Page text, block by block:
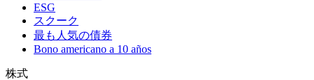
ESG
スクーク
最も人気の債券
Bono americano a 10 años
株式